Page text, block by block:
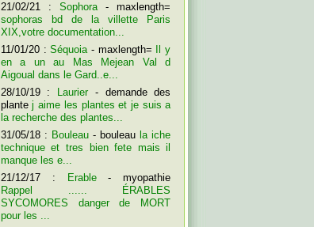
21/02/21 : Sophora- maxlength=
sophoras bd de la villette Paris
XIX,votre documentation...
11/01/20 :Séquoia- maxlength=
Il y
en a un au Mas Mejean Val d
Aigoual dans le Gard..e...
28/10/19 :
Laurier- demande des
plantej aime les plantes et je suis a
la recherche des plantes...
31/05/18 : Bouleau- bouleau la iche
technique et tres bien fete mais il
manque les e...
21/12/17 :
Erable- myopathie
Rappel ...... ÉRABLES
SYCOMORES danger de MORT
pour les ...